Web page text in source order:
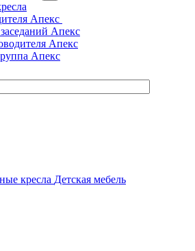
Апекс
Апекс
Апекс
Апекс
кресла Детская мебель